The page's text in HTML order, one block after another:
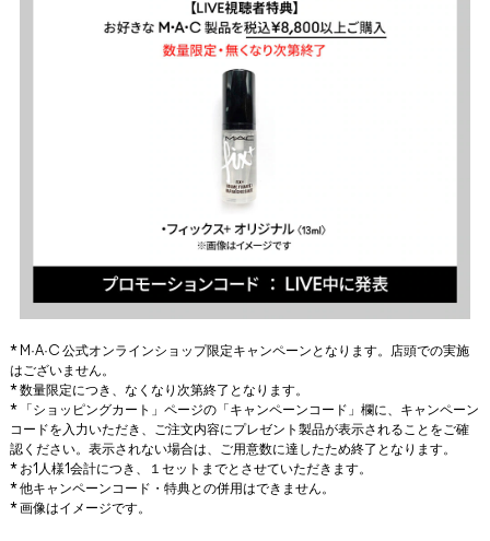
* M·A·C 公式オンラインショップ限定キャンペーンとなります。店頭での実施
はございません。
* 数量限定につき、なくなり次第終了となります。
* 「ショッピングカート」ページの「キャンペーンコード」欄に、キャンペーン
コードを入力いただき、ご注文内容にプレゼント製品が表示されることをご確
認ください。表示されない場合は、ご用意数に達したため終了となります。
* お1人様1会計につき、１セットまでとさせていただきます。
* 他キャンペーンコード・特典との併用はできません。
* 画像はイメージです。